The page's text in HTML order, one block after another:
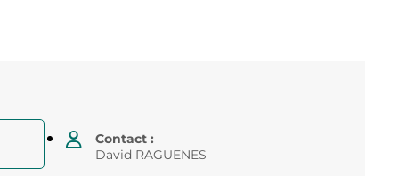
Contact :
David RAGUENES